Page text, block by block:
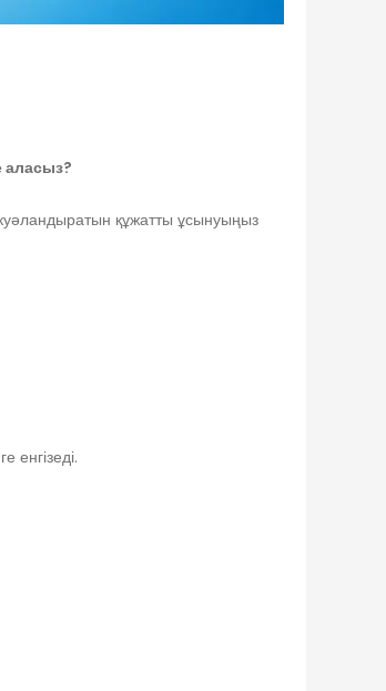
аласыз?
құжатты ұсынуыңыз
енгізеді.